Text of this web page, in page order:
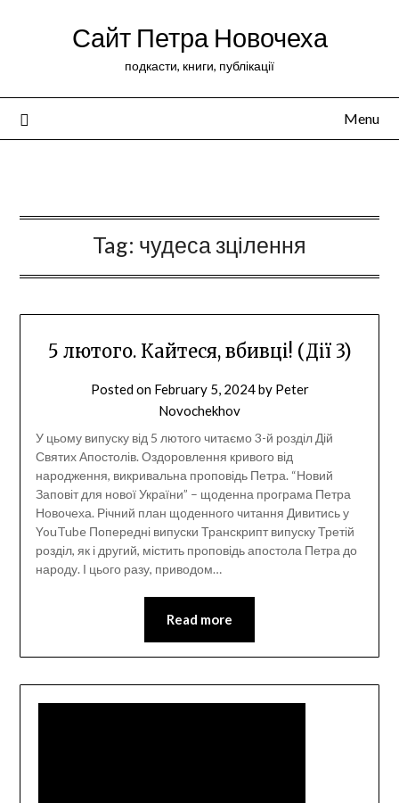
Сайт Петра Новочеха
подкасти, книги, публікації
Menu
Tag: чудеса зцілення
5 лютого. Кайтеся, вбивці! (Дії 3)
Posted on February 5, 2024by Peter
Novochekhov
У цьому випуску від 5 лютого читаємо 3-й розділ Дій
Святих Апостолів. Оздоровлення кривого від
народження, викривальна проповідь Петра. “Новий
Заповіт для нової України” – щоденна програма Петра
Новочеха. Річний план щоденного читання Дивитись у
YouTube Попередні випуски Транскрипт випуску Третій
розділ, як і другий, містить проповідь апостола Петра до
народу. І цього разу, приводом…
Read more